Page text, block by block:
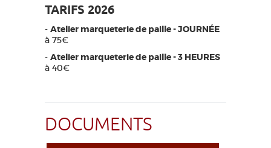
TARIFS 2026
- Atelier marqueterie de paille - JOURNÉE
à 75€
- Atelier marqueterie de paille - 3 HEURES
à 40€
DOCUMENTS